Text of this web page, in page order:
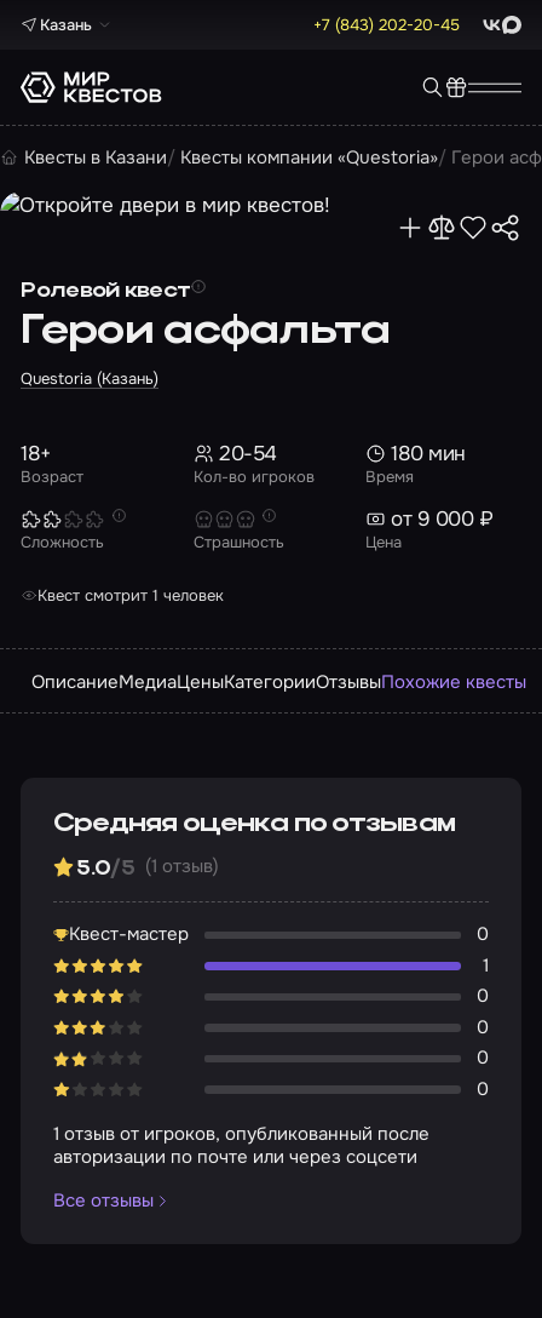
Казань +7 (843) 202-20-45 Max
Квесты в Казани Квесты компании «Questoria» Герои
Ролевой квест
Герои асфальта
Questoria (Казань)
Возраст
18+
Кол-во игроков
20-54
Время
180 мин
Сложность Страшность Цена
от 9 000 ₽
Квест смотрит 1 человек
ОписаниеМедиаЦеныКатегорииОтзывыПохожие квесты
Средняя оценка по отзывам
5.0/5 (1 отзыв)
Квест-мастер
0
1
0
0
0
0
1 отзыв от игроков, опубликованный после
авторизации по почте или через соцсети
Все отзывы